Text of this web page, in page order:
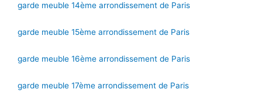
garde meuble 14ème arrondissement de Paris
garde meuble 15ème arrondissement de Paris
garde meuble 16ème arrondissement de Paris
garde meuble 17ème arrondissement de Paris